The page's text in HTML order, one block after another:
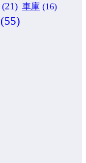
(21) 車庫 (16)
(55)